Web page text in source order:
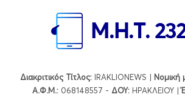
Διακριτικός Τίτλος: IRAKLIONEWS | Νομική
Α.Φ.Μ.: 068148557 - ΔΟΥ: ΗΡΑΚΛΕΙΟΥ |